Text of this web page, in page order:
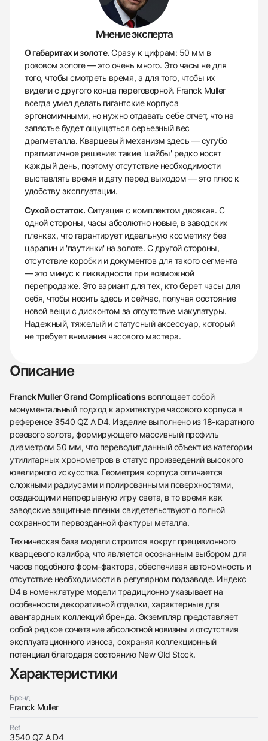
438
285
145
142
205
204
195
150
6
Мнение эксперта
О габаритах и золоте. Сразу к цифрам: 50 мм в
розовом золоте — это очень много. Это часы не для
того, чтобы смотреть время, а для того, чтобы их
видели с другого конца переговорной. Franck Muller
всегда умел делать гигантские корпуса
эргономичными, но нужно отдавать себе отчет, что на
запястье будет ощущаться серьезный вес
драгметалла. Кварцевый механизм здесь — сугубо
прагматичное решение: такие 'шайбы' редко носят
каждый день, поэтому отсутствие необходимости
выставлять время и дату перед выходом — это плюс к
удобству эксплуатации.
Сухой остаток. Ситуация с комплектом двоякая. С
одной стороны, часы абсолютно новые, в заводских
пленках, что гарантирует идеальную косметику без
царапин и 'паутинки' на золоте. С другой стороны,
отсутствие коробки и документов для такого сегмента
— это минус к ликвидности при возможной
перепродаже. Это вариант для тех, кто берет часы для
себя, чтобы носить здесь и сейчас, получая состояние
новой вещи с дисконтом за отсутствие макулатуры.
Надежный, тяжелый и статусный аксессуар, который
не требует внимания часового мастера.
Описание
Franck Muller Grand Complications воплощает собой
монументальный подход к архитектуре часового корпуса в
референсе 3540 QZ A D4. Изделие выполнено из 18-каратного
розового золота, формирующего массивный профиль
диаметром 50 мм, что переводит данный объект из категории
утилитарных хронометров в статус произведений высокого
ювелирного искусства. Геометрия корпуса отличается
сложными радиусами и полированными поверхностями,
создающими непрерывную игру света, в то время как
заводские защитные пленки свидетельствуют о полной
сохранности первозданной фактуры металла.
Техническая база модели строится вокруг прецизионного
кварцевого калибра, что является осознанным выбором для
часов подобного форм-фактора, обеспечивая автономность и
отсутствие необходимости в регулярном подзаводе. Индекс
D4 в номенклатуре модели традиционно указывает на
особенности декоративной отделки, характерные для
авангардных коллекций бренда. Экземпляр представляет
собой редкое сочетание абсолютной новизны и отсутствия
эксплуатационного износа, сохраняя коллекционный
потенциал благодаря состоянию New Old Stock.
Характеристики
Бренд
Franck Muller
Ref
3540 QZ A D4
Заказать эти часы
Трейд-ин часов
Оставьте ваши контактные данные и мы свяжемся